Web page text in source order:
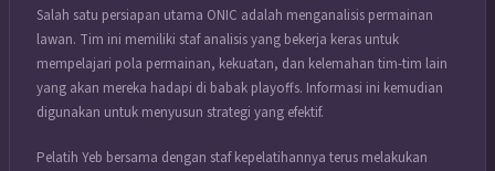
Salah satu persiapan utama ONIC adalah menganalisis permainan
lawan. Tim ini memiliki staf analisis yang bekerja keras untuk
mempelajari pola permainan, kekuatan, dan kelemahan tim-tim lain
yang akan mereka hadapi di babak playoffs. Informasi ini kemudian
digunakan untuk menyusun strategi yang efektif.
Pelatih Yeb bersama dengan staf kepelatihannya terus melakukan